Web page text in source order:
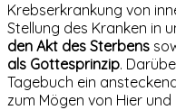
Krebserkrankung von
Stellung des Kranken in
den Akt des Sterbens
als Gottesprinzip.
Tagebuch ein
zum Mögen von Hier